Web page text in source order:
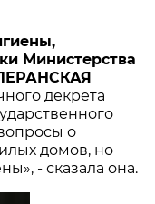
Министерства
декрета
о
домов, но
- сказала она.